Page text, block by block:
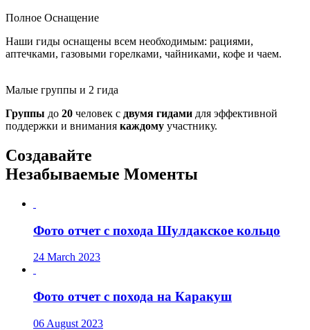
Полное Оснащение
Наши гиды оснащены всем необходимым: рациями,
аптечками, газовыми горелками, чайниками, кофе и чаем.
Малые группы и 2 гида
Группы до 20 человек с двумя гидами для эффективной
поддержки и внимания каждому участнику.
Создавайте
Незабываемые Моменты
Фото отчет с похода Шулдакское кольцо
24 March 2023
Фото отчет с похода на Каракуш
06 August 2023